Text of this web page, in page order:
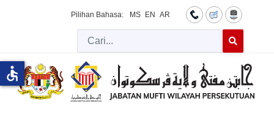
Pilihan Bahasa: MS EN AR
Cari
accessible